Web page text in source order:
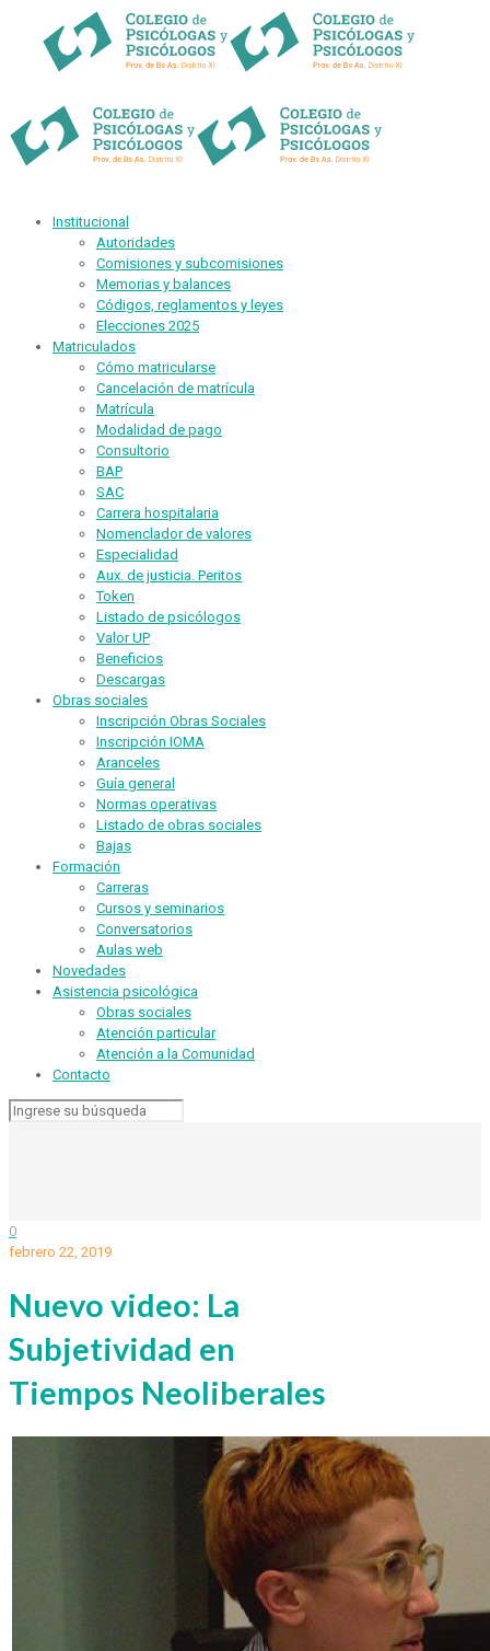
Institucional
Autoridades
Comisiones y subcomisiones
Memorias y balances
Códigos, reglamentos y leyes
Elecciones 2025
Matriculados
Cómo matricularse
Cancelación de matrícula
Matrícula
Modalidad de pago
Consultorio
BAP
SAC
Carrera hospitalaria
Nomenclador de valores
Especialidad
Aux. de justicia. Peritos
Token
Listado de psicólogos
Valor UP
Beneficios
Descargas
Obras sociales
Inscripción Obras Sociales
Inscripción IOMA
Aranceles
Guía general
Normas operativas
Listado de obras sociales
Bajas
Formación
Carreras
Cursos y seminarios
Conversatorios
Aulas web
Novedades
Asistencia psicológica
Obras sociales
Atención particular
Atención a la Comunidad
Contacto
0
febrero 22, 2019
Nuevo video: La
Subjetividad en
Tiempos Neoliberales